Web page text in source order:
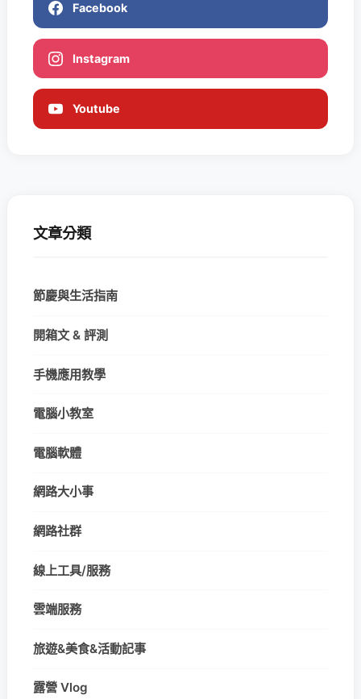
Facebook
Instagram
Youtube
文章分類
節慶與生活指南
開箱文 & 評測
手機應用教學
電腦小教室
電腦軟體
網路大小事
網路社群
線上工具/服務
雲端服務
旅遊&美食&活動記事
露營 Vlog